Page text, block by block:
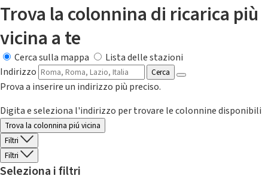
Trova la colonnina di ricarica più
vicina a te
Cerca sulla mappa
Lista delle stazioni
Indirizzo
Cerca
Prova a inserire un indirizzo più preciso.
Digita e seleziona l'indirizzo per trovare le colonnine disponibili
Trova la colonnina piú vicina
Filtri
Filtri
Seleziona i filtri